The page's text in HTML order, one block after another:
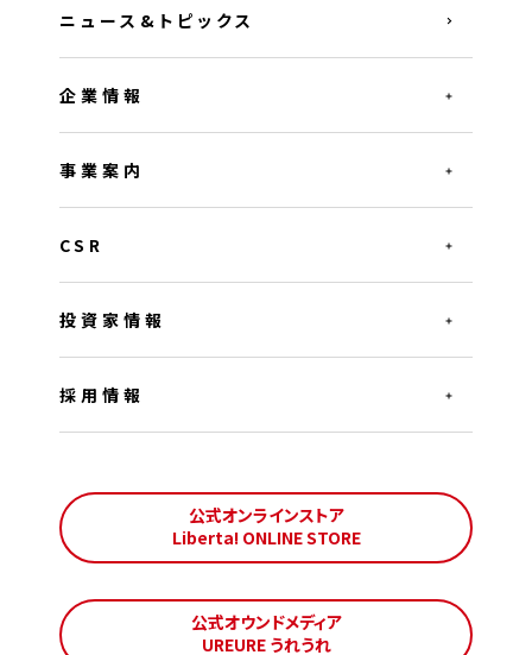
ニュース&トピックス
企業情報
事業案内
CSR
投資家情報
採用情報
公式オンラインストア
Liberta! ONLINE STORE
公式オウンドメディア
UREURE うれうれ